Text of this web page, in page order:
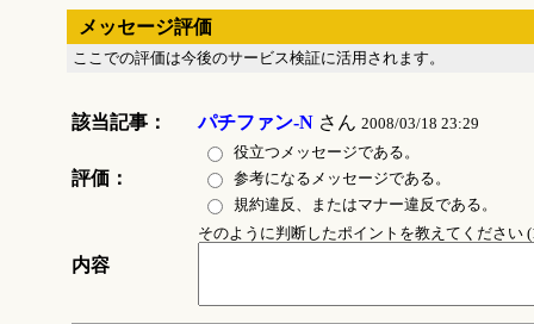
メッセージ評価
ここでの評価は今後のサービス検証に活用されます。
該当記事： パチファン-Nさん 2008/03/18 23:29
評価：
役立つメッセージである。
参考になるメッセージである。
規約違反、またはマナー違反である。
内容
そのように判断したポイントを教えてください